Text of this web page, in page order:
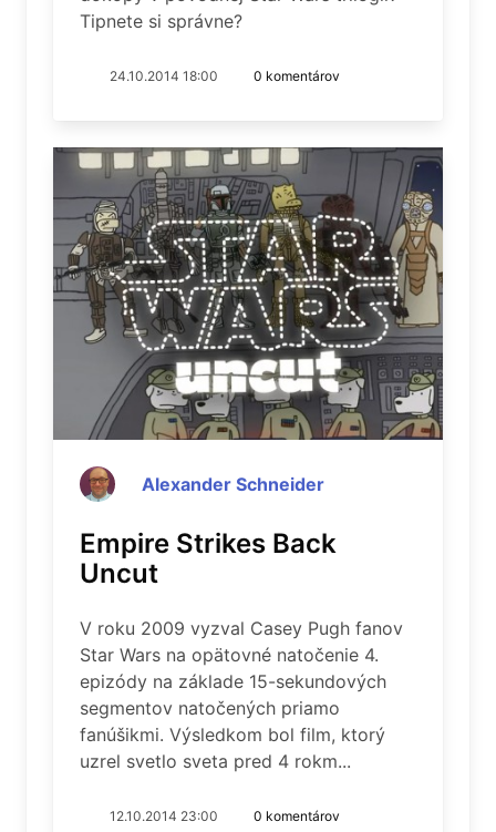
Tipnete si správne?
24.10.2014 18:00 0 komentárov
Alexander Schneider
Empire Strikes Back
Uncut
V roku 2009 vyzval Casey Pugh fanov
Star Wars na opätovné natočenie 4.
epizódy na základe 15-sekundových
segmentov natočených priamo
fanúšikmi. Výsledkom bol film, ktorý
uzrel svetlo sveta pred 4 rokm...
12.10.2014 23:00 0 komentárov